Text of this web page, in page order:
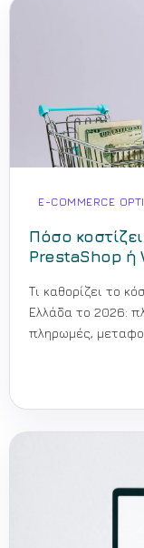
E-COMMERCE
Πόσο
PrestaShop ή
Τι καθορίζει το
Ελλάδα το 2026:
πληρωμές,